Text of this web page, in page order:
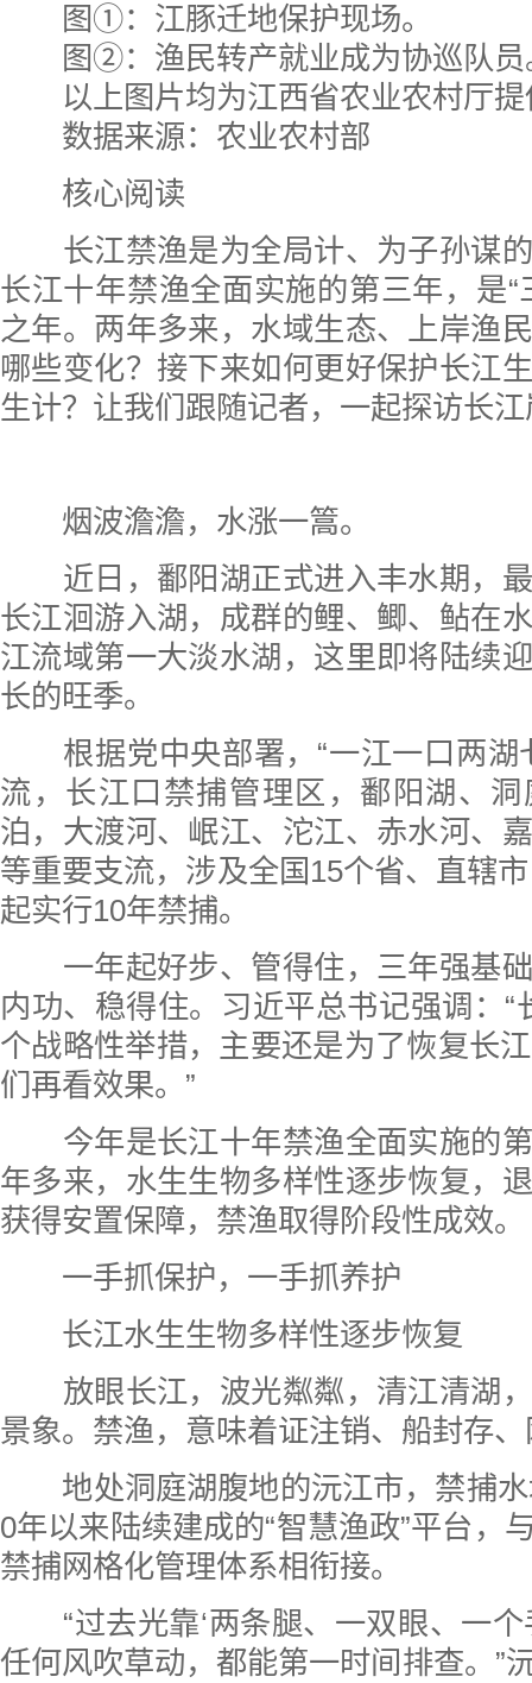
图①：江豚迁地保护现场。
图②：渔民转产就业成为协巡队员
以上图片均为江西省农业农村厅提
数据来源：农业农村部
核心阅读
长江禁渔是为全局计、为子孙谋的
长江十年禁渔全面实施的第三年，是“
之年。两年多来，水域生态、上岸渔
哪些变化？接下来如何更好保护长江
生计？让我们跟随记者，一起探访长
烟波澹澹，水涨一篙。
近日，鄱阳湖正式进入丰水期，最
长江洄游入湖，成群的鲤、鲫、鲇在
江流域第一大淡水湖，这里即将陆续
长的旺季。
根据党中央部署，“一江一口两湖
流，长江口禁捕管理区，鄱阳湖、
泊，大渡河、岷江、沱江、赤水河、
等重要支流，涉及全国15个省、直辖
起实行10年禁捕。
一年起好步、管得住，三年强基础
内功、稳得住。习近平总书记强调：“
个战略性举措，主要还是为了恢复长
们再看效果。”
今年是长江十年禁渔全面实施的第
年多来，水生生物多样性逐步恢复，
获得安置保障，禁渔取得阶段性成效。
一手抓保护，一手抓养护
长江水生生物多样性逐步恢复
放眼长江，波光粼粼，清江清湖，
景象。禁渔，意味着证注销、船封存
地处洞庭湖腹地的沅江市，禁捕水
0年以来陆续建成的“智慧渔政”平台，
禁捕网格化管理体系相衔接。
“过去光靠‘两条腿、一双眼、一个
任何风吹草动，都能第一时间排查。”